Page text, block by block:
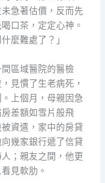
急著估價，反而先
口茶，定定心神。
麼難處了？」
區域醫院的醫檢
見慣了生老病死，
上個月，母親因急
差額如雪片般飛
資遣，家中的房貸
幾家銀行遞了信貸
；親友之間，他更
見軟肋。